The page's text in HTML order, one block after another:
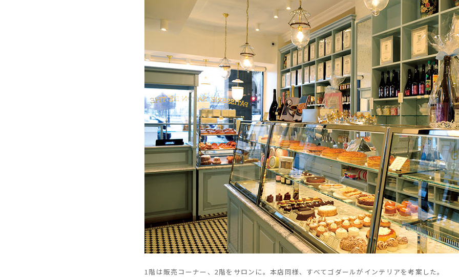
1階は販売コーナー、2階をサロンに。本店同様、すべてゴダールがインテリアを考案した。